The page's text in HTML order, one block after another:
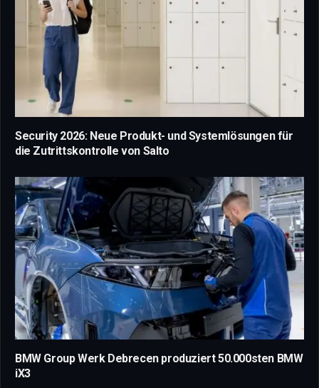
Security 2026: Neue Produkt- und Systemlösungen für
die Zutrittskontrolle von Salto
BMW Group Werk Debrecen produziert 50.000sten BMW
iX3